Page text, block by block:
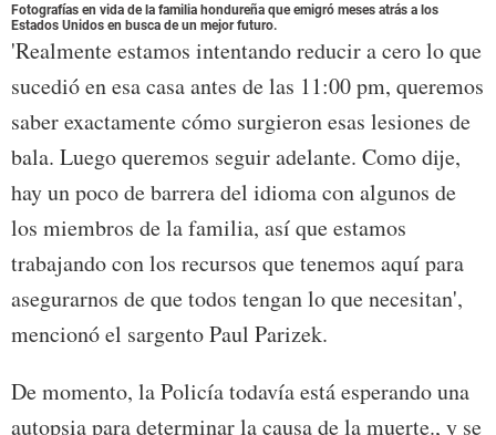
Fotografías en vida de la familia hondureña que emigró meses atrás a los
Estados Unidos en busca de un mejor futuro.
'Realmente estamos intentando reducir a cero lo que
sucedió en esa casa antes de las 11:00 pm, queremos
saber exactamente cómo surgieron esas lesiones de
bala. Luego queremos seguir adelante. Como dije,
hay un poco de barrera del idioma con algunos de
los miembros de la familia, así que estamos
trabajando con los recursos que tenemos aquí para
asegurarnos de que todos tengan lo que necesitan',
mencionó el sargento Paul Parizek.
De momento, la Policía todavía está esperando una
autopsia para determinar la causa de la muerte., y se